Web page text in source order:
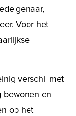
Voor het
verschil met
bewonen en
op het